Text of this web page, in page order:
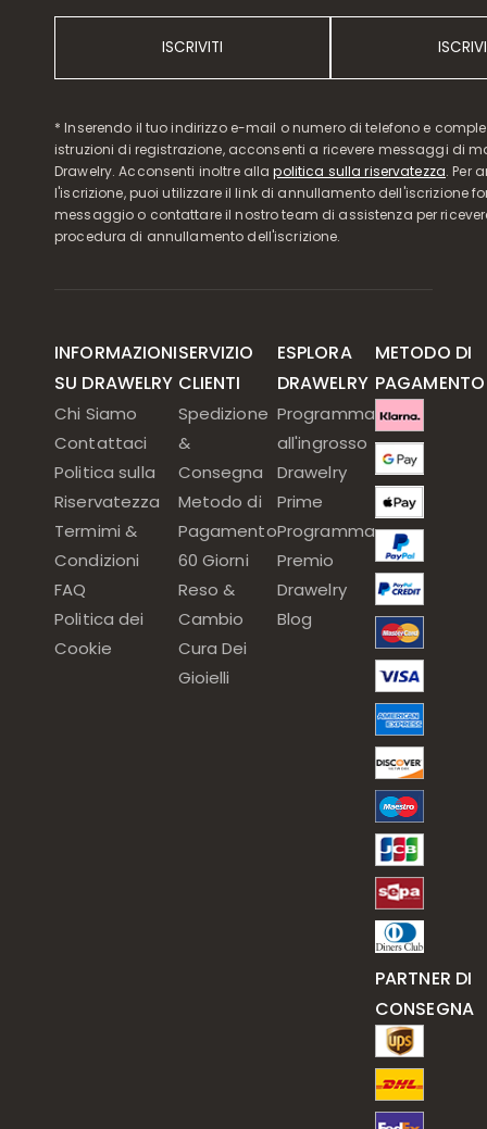
ISCRIVITI
* Inserendo il tuo indirizzo e-mail o numero di telefono e
istruzioni di registrazione, acconsenti a ricevere messaggi di
Drawelry. Acconsenti inoltre allapolitica sulla riservatezza. Per
l'iscrizione, puoi utilizzare il link di annullamento dell'iscrizione
messaggio o contattare il nostro team di assistenza per
procedura di annullamento dell'iscrizione.
INFORMAZIONI
SU DRAWELRY
Chi Siamo
Contattaci
Politica sulla
Riservatezza
Termimi &
Condizioni
FAQ
Politica dei
Cookie
SERVIZIO
CLIENTI
Spedizione
&
Consegna
Metodo di
Pagamento
60 Giorni
Reso &
Cambio
Cura Dei
Gioielli
ESPLORA
DRAWELRY
Programma
all'ingrosso
Drawelry
Prime
Programma
Premio
Drawelry
Blog
METODO DI
PAGAMENTO
PARTNER DI
CONSEGNA